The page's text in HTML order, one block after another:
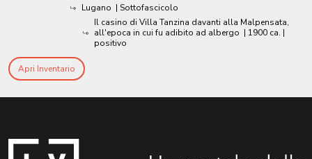
Lugano | Sottofascicolo
Il casino di Villa Tanzina davanti alla Malpensata,
all'epoca in cui fu adibito ad albergo | 1900 ca. |
positivo
Apri Inventario